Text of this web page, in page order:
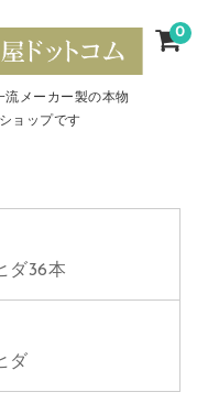
メーカー製の本物
ョップです
0
ダ36本
ダ